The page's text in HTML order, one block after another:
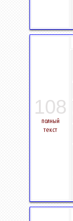
108
полный
текст